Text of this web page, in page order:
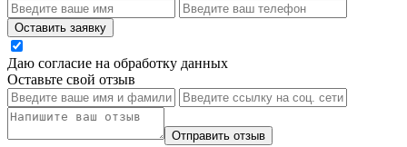
Оставить заявку
Даю согласие на обработку данных
Оставьте свой отзыв
Отправить отзыв